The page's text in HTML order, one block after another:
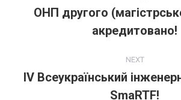
navigation
Попередній
пост:
ОНП другого
акредитовано!
NEXT
IV Всеукраїнський
SmaRTF!